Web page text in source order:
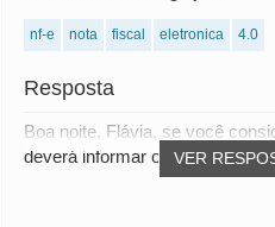
nf-e nota fiscal eletronica 4.0
Resposta
VER
Boa noite, Flávia, se você
deverá informar o CFOP de